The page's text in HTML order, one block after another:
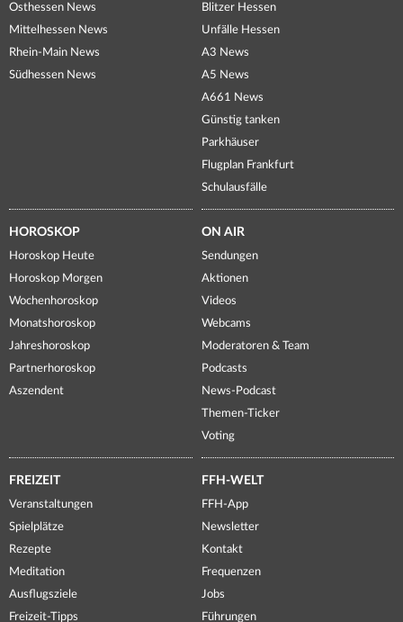
Osthessen News
Mittelhessen News
Rhein-Main News
Südhessen News
Blitzer Hessen
Unfälle Hessen
A3 News
A5 News
A661 News
Günstig tanken
Parkhäuser
Flugplan Frankfurt
Schulausfälle
HOROSKOP
Horoskop Heute
Horoskop Morgen
Wochenhoroskop
Monatshoroskop
Jahreshoroskop
Partnerhoroskop
Aszendent
ON AIR
Sendungen
Aktionen
Videos
Webcams
Moderatoren & Team
Podcasts
News-Podcast
Themen-Ticker
Voting
FREIZEIT
Veranstaltungen
Spielplätze
Rezepte
Meditation
Ausflugsziele
Freizeit-Tipps
FFH-WELT
FFH-App
Newsletter
Kontakt
Frequenzen
Jobs
Führungen